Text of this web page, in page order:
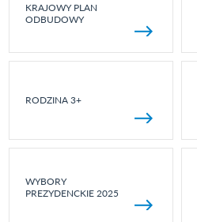
KRAJOWY PLAN
ODBUDOWY
RODZINA 3+
WYBORY
PREZYDENCKIE 2025